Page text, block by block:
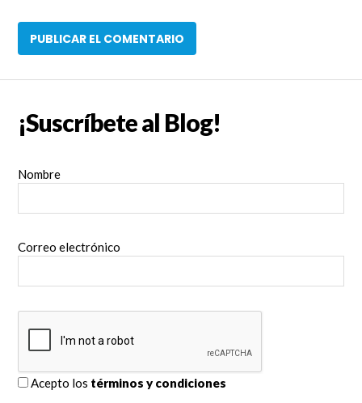
¡Suscríbete al Blog!
Nombre
Correo electrónico
Acepto los términos y condiciones